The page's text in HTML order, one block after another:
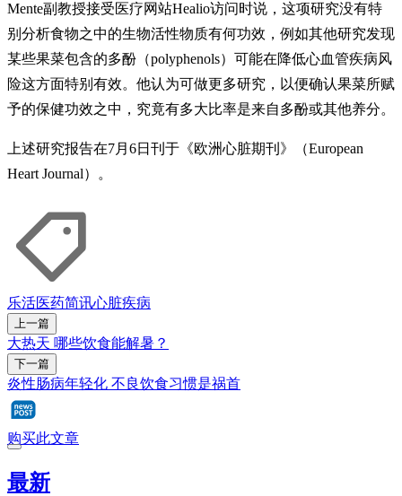
Mente副教授接受医疗网站Healio访问时说，这项研究没有特
别分析食物之中的生物活性物质有何功效，例如其他研究发现
某些果菜包含的多酚（polyphenols）可能在降低心血管疾病风
险这方面特别有效。他认为可做更多研究，以便确认果菜所赋
予的保健功效之中，究竟有多大比率是来自多酚或其他养分。
上述研究报告在7月6日刊于《欧洲心脏期刊》（European
Heart Journal）。
乐活医药简讯心脏疾病
上一篇
大热天 哪些饮食能解暑？
下一篇
炎性肠病年轻化 不良饮食习惯是祸首
购买此文章
最新